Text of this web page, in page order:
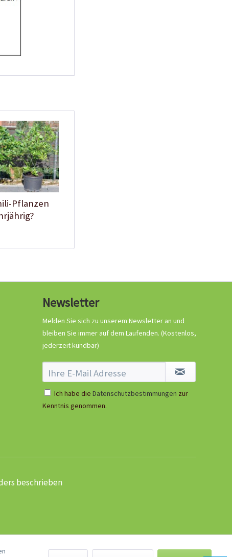
Pflanzen
Newsletter
Melden Sie sich zu unserem Newsletter an und
bleiben Sie immer auf dem Laufenden. (Kostenlos,
jederzeit kündbar)
Ich habe die Datenschutzbestimmungen zur
Kenntnis genommen.
beschrieben